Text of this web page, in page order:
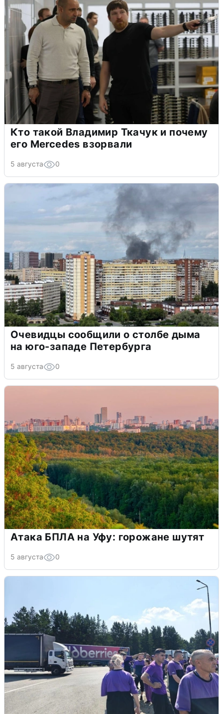
Кто такой Владимир Ткачук и почему
его Mercedes взорвали
5 августа 0
Очевидцы сообщили о столбе дыма
на юго-западе Петербурга
5 августа 0
Атака БПЛА на Уфу: горожане шутят
5 августа 0